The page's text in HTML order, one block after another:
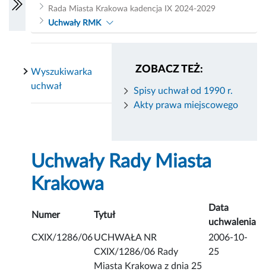
Rada Miasta Krakowa kadencja IX 2024-2029
Uchwały RMK
ZOBACZ TEŻ:
Spisy uchwał od 1990 r.
Akty prawa miejscowego
Wyszukiwarka
uchwał
Uchwały Rady Miasta
Krakowa
Numer Tytuł
Data
uchwalenia
CXIX/1286/06UCHWAŁA NR
CXIX/1286/06 Rady
Miasta Krakowa z dnia 25
2006-10-
25